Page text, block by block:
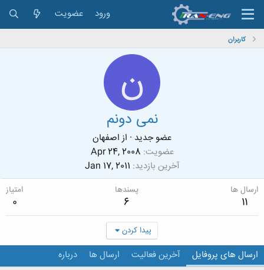
ورود عضویت
کاربران
ن
نمی دونم
عضو جدید · از اصفهان
عضویت Apr 24, 2008
آخرین بازدید Jan 17, 2011
ارسال ها
11
پسندها
6
امتیاز
0
پیدا کردن
ارسال های پروفایل آخرین فعالیت ارسال ها درباره